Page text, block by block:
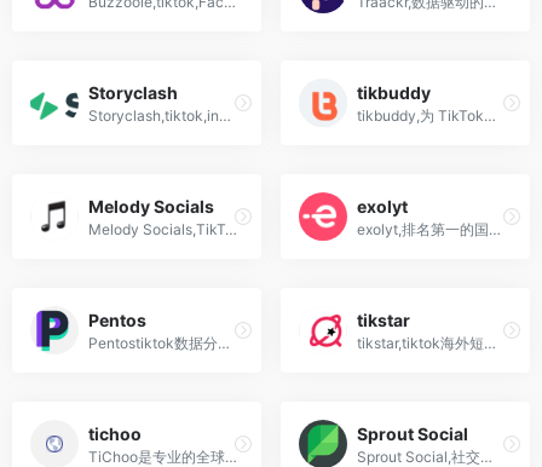
Storyclash
Storyclash,tiktok,instagram数据分析工具
tikbuddy
tikbuddy,为 TikTok提供在线分析、管理和营销解决方案
Melody Socials
Melody Socials,TikTok数据分析工具
exolyt
exolyt,排名第一的国外抖音tiktok数据分析工具平台
Pentos
Pentostiktok数据分析工具
tikstar
tikstar,tiktok海外短视频分析平台助力运营变现
tichoo
TiChoo是专业的全球视频电商数据分析平台
Sprout Social
Sprout Social,社交媒体管理工具,管控、营销及分析服务